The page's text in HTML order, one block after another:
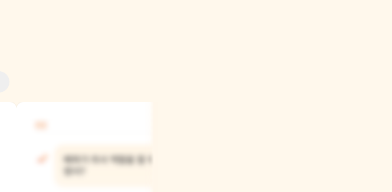
페파가 의사 역할을 할 때 뭘